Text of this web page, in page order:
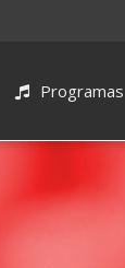
Programas